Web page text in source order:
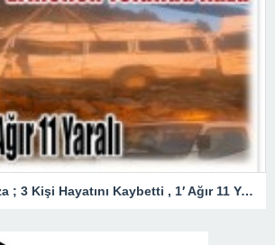
Yayla Yolunda Kaza ; 3 Kişi Hayatını Kaybetti , 1′ Ağır 11 Yaralı